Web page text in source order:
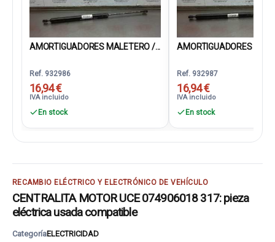
AMORTIGUADORES MALETERO /...
Ref. 932986
16,94 €
IVA incluido
En stock
AMORTIGUADORES
Ref. 932987
16,94 €
IVA incluido
En stock
RECAMBIO ELÉCTRICO Y ELECTRÓNICO DE VEHÍCULO
CENTRALITA MOTOR UCE 074906018 317: pieza
eléctrica usada compatible
CategoríaELECTRICIDAD